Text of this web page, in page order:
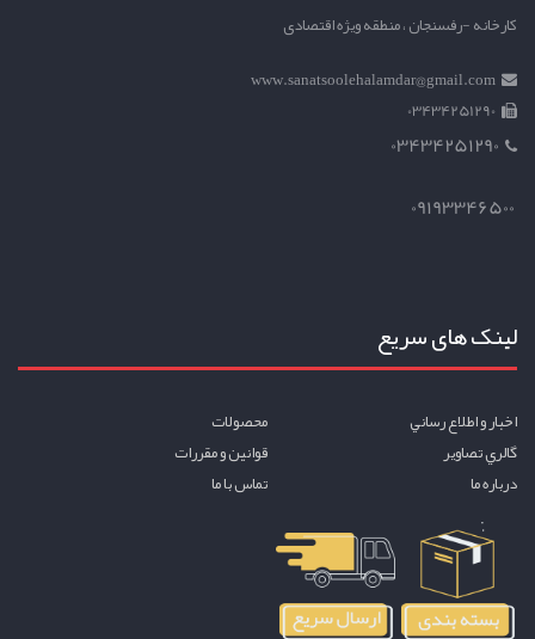
کارخانه -رفسنجان ، منطقه ویژه اقتصادی
www.sanatsoolehalamdar@gmail.com
03434251290
03434251290
09193346500
لینک های سریع
اخبار و اطلاع رساني
محصولات
گالري تصاوير
قوانين و مقررات
درباره ما
تماس با ما